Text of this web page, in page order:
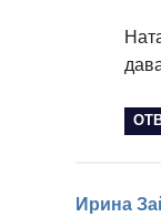
Ирина